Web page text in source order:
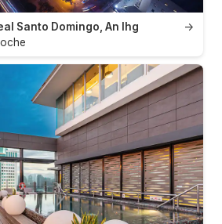
→
Santo Domingo, An Ihg